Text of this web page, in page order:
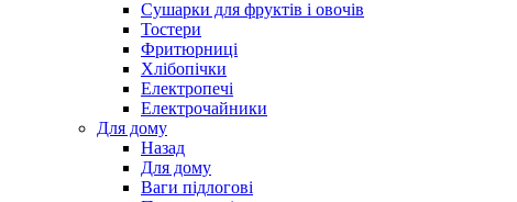
Сушарки для фруктів і овочів
Тостери
Фритюрниці
Хлібопічки
Електропечі
Електрочайники
Для дому
Назад
Для дому
Ваги підлогові